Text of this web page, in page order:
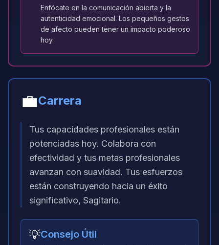
Enfócate en la comunicación abierta y la
autenticidad emocional. Los pequeños gestos
de afecto pueden tener un impacto poderoso
hoy.
💼Carrera
Tus capacidades profesionales están
potenciadas hoy. Colabora con
efectividad y tus metas profesionales
avanzan con suavidad. Tus esfuerzos
están construyendo hacia un éxito
significativo, Sagitario.
💡Consejo Útil